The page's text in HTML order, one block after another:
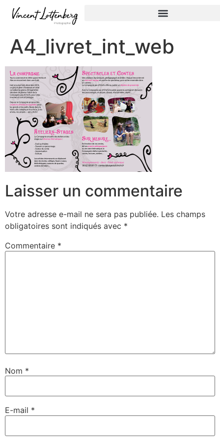
A4_livret_int_web
Laisser un commentaire
Votre adresse e-mail ne sera pas publiée. Les champs
obligatoires sont indiqués avec *
Commentaire *
Nom *
E-mail *